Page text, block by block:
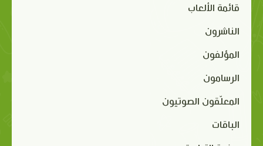
قائمة الألعاب
الناشرون
المؤلفون
الرسامون
المعلّقون الصوتيون
الباقات